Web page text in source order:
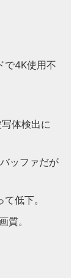
で4K使用不
体検出に
ッファだが
低下。
質。